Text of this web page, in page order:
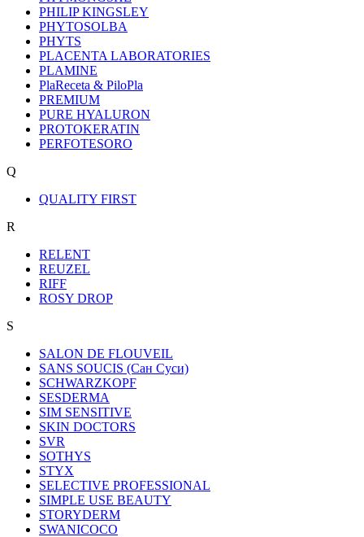
PHILIP KINGSLEY
PHYTOSOLBA
PHYTS
PLACENTA LABORATORIES
PLAMINE
PlaReceta & PiloPla
PREMIUM
PURE HYALURON
PROTOKERATIN
PERFOTESORO
Q
QUALITY FIRST
R
RELENT
REUZEL
RIFF
ROSY DROP
S
SALON DE FLOUVEIL
SANS SOUCIS (Сан Суси)
SCHWARZKOPF
SESDERMA
SIM SENSITIVE
SKIN DOCTORS
SVR
SOTHYS
STYX
SELECTIVE PROFESSIONAL
SIMPLE USE BEAUTY
STORYDERM
SWANICOCO